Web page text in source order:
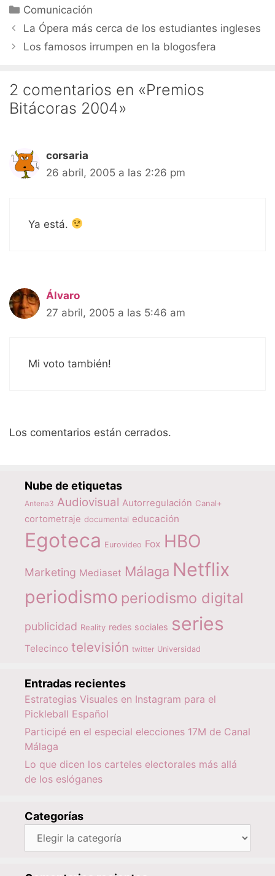
Categorías
Comunicación
La Ópera más cerca de los estudiantes ingleses
Los famosos irrumpen en la blogosfera
2 comentarios en «Premios
Bitácoras 2004»
corsaria
26 abril, 2005 a las 2:26 pm
Ya está.
Álvaro
27 abril, 2005 a las 5:46 am
Mi voto también!
Los comentarios están cerrados.
Nube de etiquetas
Antena3 Audiovisual Autorregulación Canal+
cortometraje documental educación
Egoteca Eurovideo Fox HBO
Marketing Mediaset Málaga Netflix
periodismo periodismo digital
publicidad Reality redes sociales series
Telecinco televisión twitter Universidad
Entradas recientes
Estrategias Visuales en Instagram para el
Pickleball Español
Participé en el especial elecciones 17M de Canal
Málaga
Lo que dicen los carteles electorales más allá
de los eslóganes
Categorías
Categorías